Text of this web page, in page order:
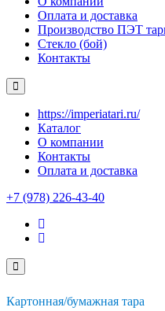
Оплата и доставка
Производство ПЭТ
Стекло (бой)
Контакты
https://imperiatari.ru/
Каталог
О компании
Контакты
Оплата и доставка
+7 (978) 226-43-40
Картонная/бумажная тара